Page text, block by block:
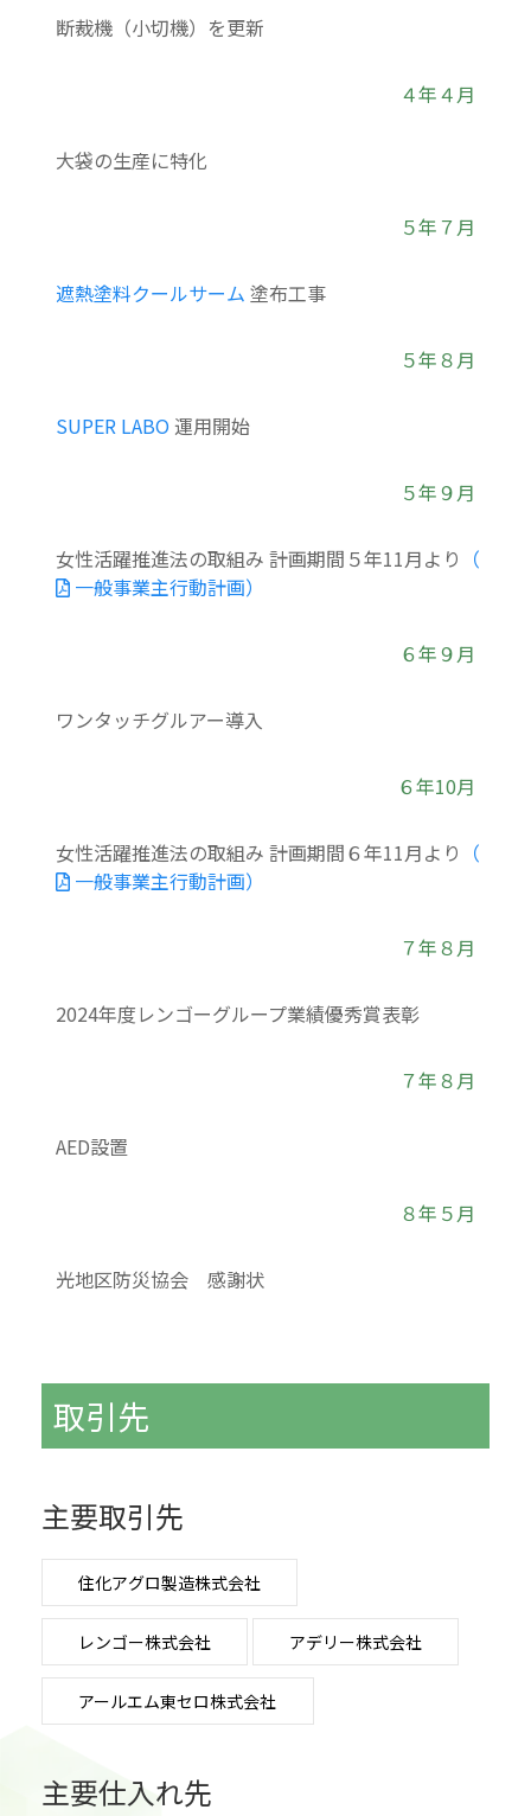
断裁機（小切機）を更新
４年４月
大袋の生産に特化
５年７月
遮熱塗料クールサーム 塗布工事
５年８月
SUPER LABO 運用開始
５年９月
女性活躍推進法の取組み 計画期間５年11月より （
一般事業主行動計画）
６年９月
ワンタッチグルアー導入
６年10月
女性活躍推進法の取組み 計画期間６年11月より （
一般事業主行動計画）
７年８月
2024年度レンゴーグループ業績優秀賞表彰
７年８月
AED設置
８年５月
光地区防災協会 感謝状
取引先
主要取引先
住化アグロ製造株式会社
レンゴー株式会社 アデリー株式会社
アールエム東セロ株式会社
主要仕入れ先